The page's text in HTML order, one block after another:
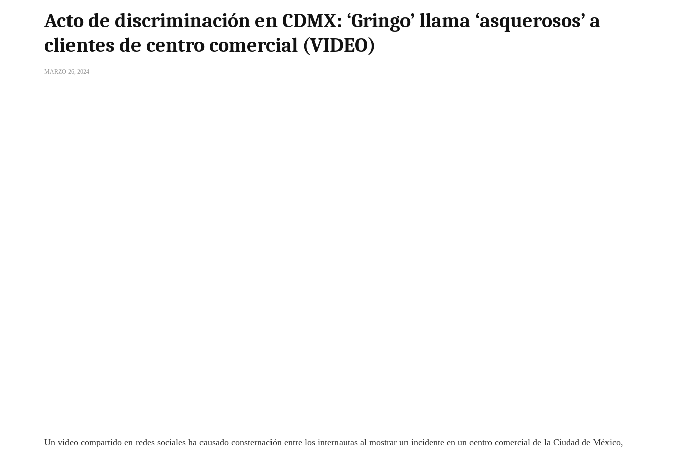
Acto de discriminación en CDMX: ‘Gringo’ llama ‘asquerosos’ a
clientes de centro comercial (VIDEO)
MARZO 26, 2024
Un video compartido en redes sociales ha causado consternación entre los internautas al mostrar un incidente en un centro comercial de la Ciudad de México,